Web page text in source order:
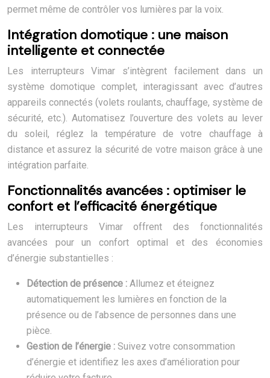
permet même de contrôler vos lumières par la voix.
Intégration domotique : une maison
intelligente et connectée
Les interrupteurs Vimar s’intègrent facilement dans un
système domotique complet, interagissant avec d’autres
appareils connectés (volets roulants, chauffage, système de
sécurité, etc.). Automatisez l’ouverture des volets au lever
du soleil, réglez la température de votre chauffage à
distance et assurez la sécurité de votre maison grâce à une
intégration parfaite.
Fonctionnalités avancées : optimiser le
confort et l’efficacité énergétique
Les interrupteurs Vimar offrent des fonctionnalités
avancées pour un confort optimal et des économies
d’énergie substantielles :
Détection de présence : Allumez et éteignez
automatiquement les lumières en fonction de la
présence ou de l’absence de personnes dans une
pièce.
Gestion de l’énergie : Suivez votre consommation
d’énergie et identifiez les axes d’amélioration pour